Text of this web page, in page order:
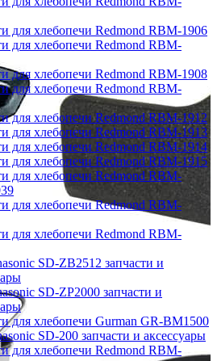
для хлебопечи Redmond RBM-1906
для хлебопечи Redmond RBM-
для хлебопечи Redmond RBM-1908
для хлебопечи Redmond RBM-
для хлебопечи Redmond RBM-1912
для хлебопечи Redmond RBM-1913
для хлебопечи Redmond RBM-1914
для хлебопечи Redmond RBM-1915
для хлебопечи Redmond RBM-
для хлебопечи Redmond RBM-
для хлебопечи Redmond RBM-
SD-ZB2512 запчасти и
SD-ZP2000 запчасти и
для хлебопечи Gurman GR-BM1500
SD-200 запчасти и аксессуары
для хлебопечи Redmond RBM-